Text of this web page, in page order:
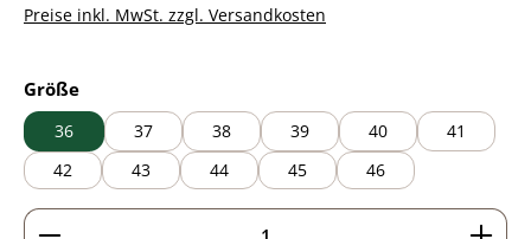
Preise inkl. MwSt. zzgl. Versandkosten
Größeauswählen
36 37 38 39 40
41
42
43 44 45 46
Produkt Anzahl: Gib den gewünschten Wert ein